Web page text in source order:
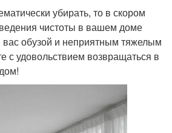
убирать, то в скором
чистоты в вашем доме
вас обузой и неприятным тяжелым
с удовольствием возвращаться в